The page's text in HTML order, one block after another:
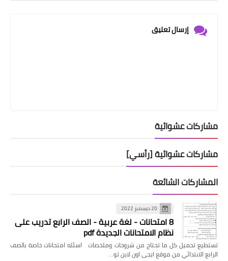
إرسال تعليق
مشاركات عشوائية
مشاركات عشوائية [رأسي]
المشاركات الشائعة
20 ديسمبر 2022
8 امتحانات - لغة عربية - الصف الرابع تدريب على
نظام الامتحانات الجديدة pdf
تستطيع تحميل كل ما تحتاج من شروحات وملخصات اسئله امتحانات خاصة بالصف
الرابع الابتدائي من موقع ايجى اون لاين تو…